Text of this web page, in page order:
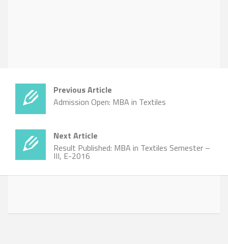
Previous Article
Admission Open: MBA in Textiles
Next Article
Result Published: MBA in Textiles Semester –
III, E-2016